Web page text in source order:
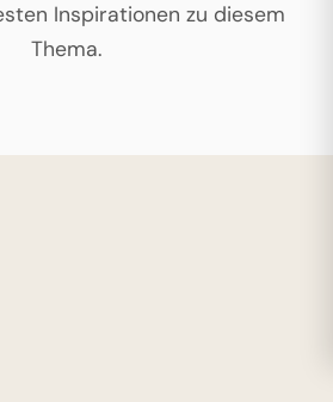
Inspirationen zu diesem
Thema.